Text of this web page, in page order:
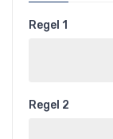
Regel 1
Regel 2